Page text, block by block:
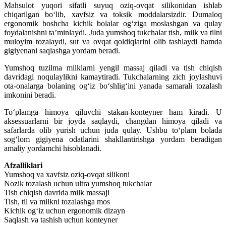
Mahsulot yuqori sifatli suyuq oziq-ovqat silikonidan ishlab
chiqarilgan bo‘lib, xavfsiz va toksik moddalarsizdir. Dumaloq
ergonomik boshcha kichik bolalar og‘ziga moslashgan va qulay
foydalanishni ta’minlaydi. Juda yumshoq tukchalar tish, milk va tilni
muloyim tozalaydi, sut va ovqat qoldiqlarini olib tashlaydi hamda
gigiyenani saqlashga yordam beradi.
Yumshoq tuzilma milklarni yengil massaj qiladi va tish chiqish
davridagi noqulaylikni kamaytiradi. Tukchalarning zich joylashuvi
ota-onalarga bolaning og‘iz bo‘shlig‘ini yanada samarali tozalash
imkonini beradi.
To‘plamga himoya qiluvchi stakan-konteyner ham kiradi. U
aksessuarlarni bir joyda saqlaydi, changdan himoya qiladi va
safarlarda olib yurish uchun juda qulay. Ushbu to‘plam bolada
sog‘lom gigiyena odatlarini shakllantirishga yordam beradigan
amaliy yordamchi hisoblanadi.
Afzalliklari
Yumshoq va xavfsiz oziq-ovqat silikoni
Nozik tozalash uchun ultra yumshoq tukchalar
Tish chiqish davrida milk massaji
Tish, til va milkni tozalashga mos
Kichik og‘iz uchun ergonomik dizayn
Saqlash va tashish uchun konteyner